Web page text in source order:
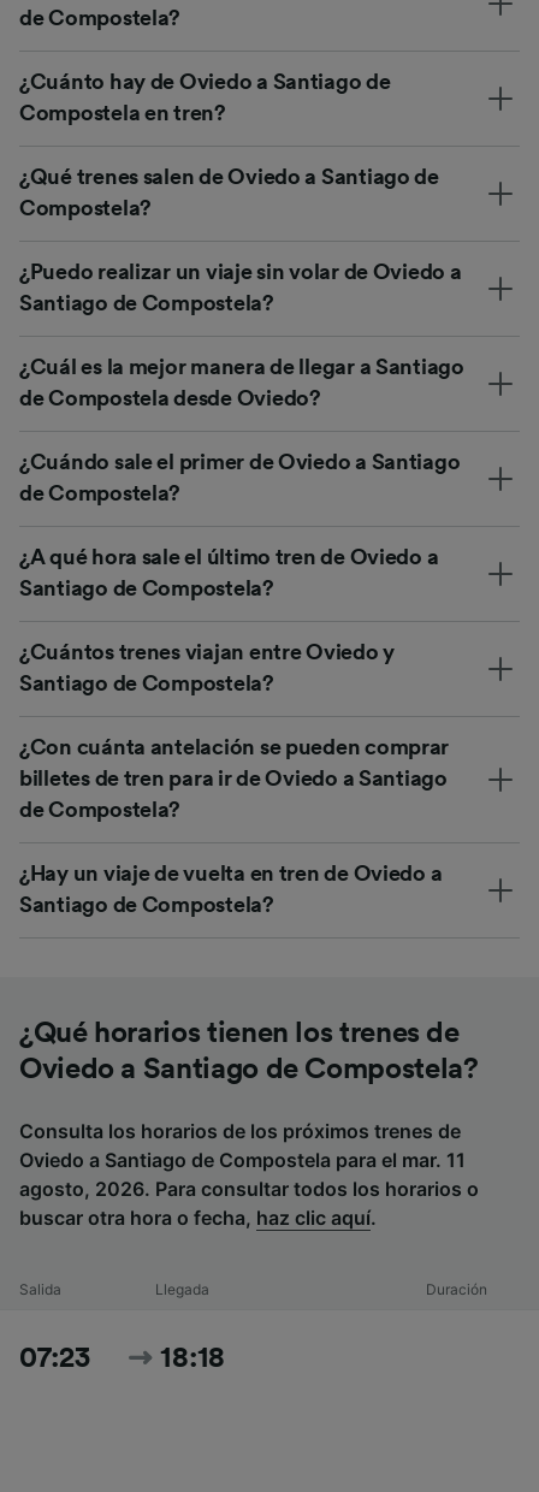
de Compostela?
¿Cuánto hay de Oviedo a Santiago de
Compostela en tren?
¿Qué trenes salen de Oviedo a Santiago de
Compostela?
¿Puedo realizar un viaje sin volar de Oviedo a
Santiago de Compostela?
¿Cuál es la mejor manera de llegar a Santiago
de Compostela desde Oviedo?
¿Cuándo sale el primer de Oviedo a Santiago
de Compostela?
¿A qué hora sale el último tren de Oviedo a
Santiago de Compostela?
¿Cuántos trenes viajan entre Oviedo y
Santiago de Compostela?
¿Con cuánta antelación se pueden comprar
billetes de tren para ir de Oviedo a Santiago
de Compostela?
¿Hay un viaje de vuelta en tren de Oviedo a
Santiago de Compostela?
¿Qué horarios tienen los trenes de
Oviedo a Santiago de Compostela?
Consulta los horarios de los próximos trenes de
Oviedo a Santiago de Compostela para el mar. 11
agosto, 2026. Para consultar todos los horarios o
buscar otra hora o fecha, haz clic aquí.
Salida Llegada Duración
07:23 18:18